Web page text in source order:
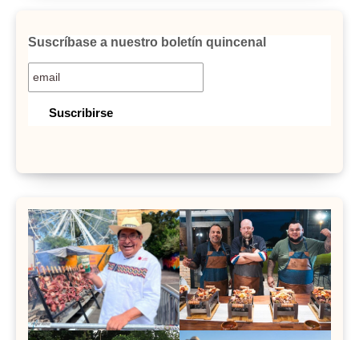
Suscríbase a nuestro boletín quincenal